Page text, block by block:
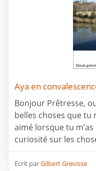
Aya en
Bonjour Prêtresse,
belles choses que tu
aimé lorsque tu
curiosité sur les
Ecrit parGilbert Grevisse